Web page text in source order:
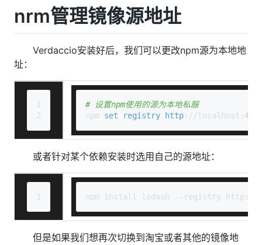
nrm管理镜像源地址
Verdaccio安装好后，我们可以更改npm源为本地地
址：
1
2
# 设置npm使用的源为本地私服
npm set registry http ://localhost:
或者针对某个依赖安装时选用自己的源地址：
1 npm install lodash --registry http://
但是如果我们想再次切换到淘宝或者其他的镜像地